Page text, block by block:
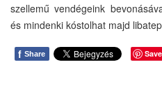
szellemű vendégeink
és mindenki kóstolhat majd
f Share Save